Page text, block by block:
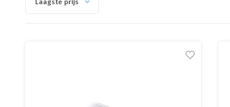
Laagste prijs